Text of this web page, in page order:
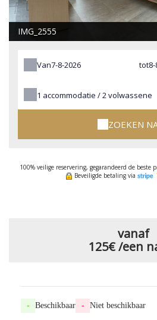
IMG_2555
Van tot
1 accommodatie /2volwassene
ZOEKEN
100% veilige reservering, gegarandeerd de
Beveiligde betaling via
vanaf
125€/een
- Beschikbaar - Niet beschikbaar